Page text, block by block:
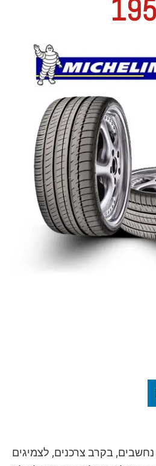
נחשבים, בקרב צרכנים, לצמיגים